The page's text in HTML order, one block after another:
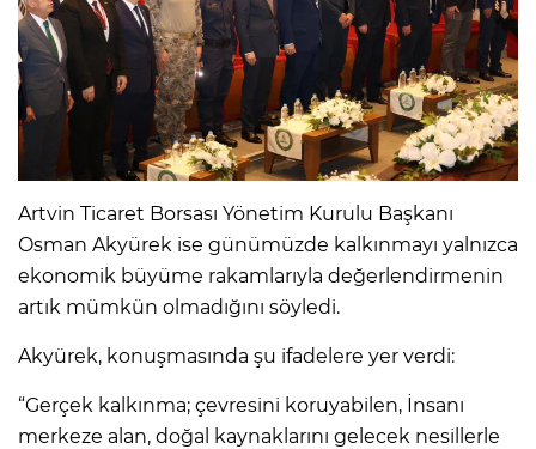
Artvin Ticaret Borsası Yönetim Kurulu Başkanı
Osman Akyürek ise günümüzde kalkınmayı yalnızca
ekonomik büyüme rakamlarıyla değerlendirmenin
artık mümkün olmadığını söyledi.
Akyürek, konuşmasında şu ifadelere yer verdi:
“Gerçek kalkınma; çevresini koruyabilen, İnsanı
merkeze alan, doğal kaynaklarını gelecek nesillerle